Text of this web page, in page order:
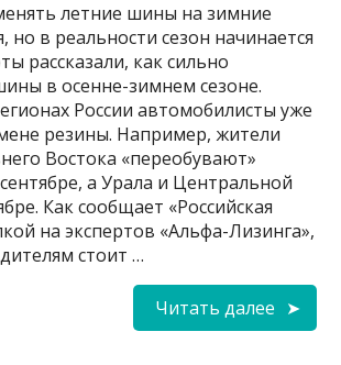
летние шины на зимние
но в реальности сезон начинается
рассказали, как сильно
в осенне-зимнем сезоне.
России автомобилисты уже
резины. Например, жители
Востока «переобувают»
а Урала и Центральной
Как сообщает «Российская
на экспертов «Альфа-Лизинга»,
стоит …
Читать далее